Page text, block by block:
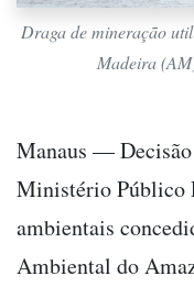
Draga de mineração
Madeira
Manaus —
Ministério Público
ambientais
Ambiental do